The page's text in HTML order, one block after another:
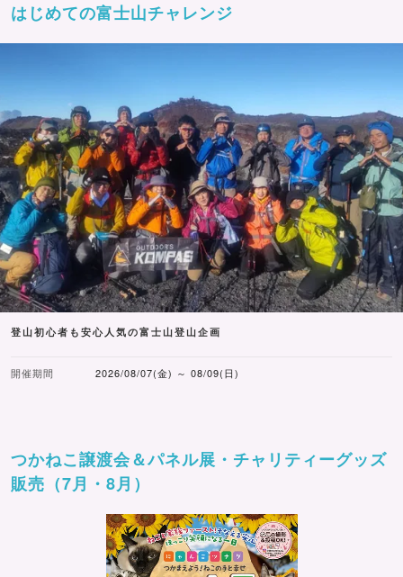
はじめての富士山チャレンジ
登山初心者も安心人気の富士山登山企画
開催期間 2026/08/07(金) ～ 08/09(日)
つかねこ譲渡会＆パネル展・チャリティーグッズ
販売（7月・8月）